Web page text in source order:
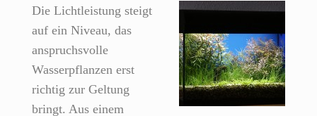
Die Lichtleistung steigt
auf ein Niveau, das
anspruchsvolle
Wasserpflanzen erst
richtig zur Geltung
bringt. Aus einem